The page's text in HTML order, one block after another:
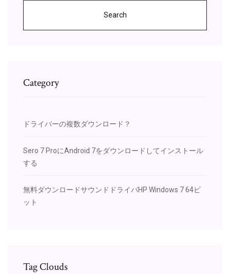
Search
Category
ドライバーの複数ダウンロード？
Sero 7 ProにAndroid 7をダウンロードしてインストール
する
無料ダウンロードサウンドドライバHP Windows 7 64ビ
ット
Tag Clouds